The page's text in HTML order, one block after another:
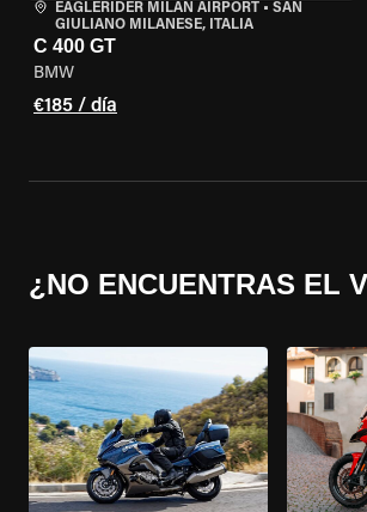
EAGLERIDER MILAN AIRPORT • SAN
GIULIANO MILANESE, ITALIA
C 400 GT
BMW
€185 / día
¿NO ENCUENTRAS EL